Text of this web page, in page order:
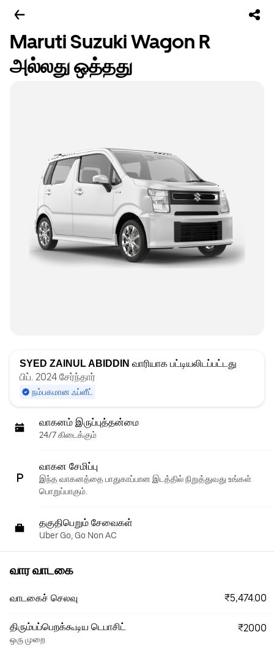
Maruti Suzuki Wagon R
அல்லது ஒத்தது
SYED ZAINUL ABIDDIN வாரியாக பட்டியலிடப்பட்டது
பிப். 2024 சேர்ந்தார்
நம்பகமான ஃப்ளீட்
வாகனம் இருப்புத்தன்மை
24/7 கிடைக்கும்
வாகன சேமிப்பு
இந்த வாகனத்தை பாதுகாப்பான இடத்தில் நிறுத்துவது உங்கள்
பொறுப்பாகும்.
தகுதிபெறும் சேவைகள்
Uber Go, Go Non AC
வார வாடகை
வாடகைச் செலவு ₹5,474.00
திரும்பப்பெறக்கூடிய டெபாசிட்
ஒரு முறை
₹2000